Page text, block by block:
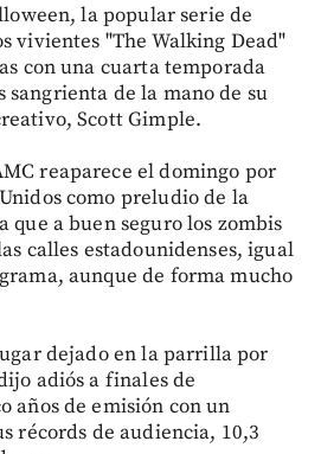
la popular serie de
vivientes "The Walking Dead"
con una cuarta temporada
sangrienta de la mano de su
Scott Gimple.
reaparece el domingo por
como preludio de la
que a buen seguro los zombis
calles estadounidenses, igual
aunque de forma mucho
dejado en la parrilla por
adiós a finales de
años de emisión con un
récords de audiencia, 10,3